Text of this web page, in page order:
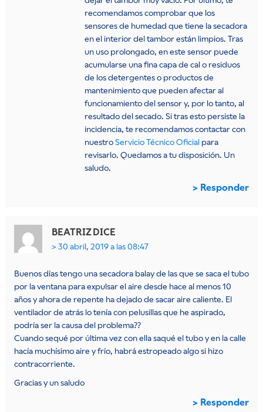
recomendamos comprobar que los
sensores de humedad que tiene la secadora
en el interior del tambor están limpios. Tras
un uso prolongado, en este sensor puede
acumularse una fina capa de cal o residuos
de los detergentes o productos de
mantenimiento que pueden afectar al
funcionamiento del sensor y, por lo tanto, al
resultado del secado. Si tras esto persiste la
incidencia, te recomendamos contactar con
nuestroServicio Técnico Oficialpara
revisarlo. Quedamos a tu disposición. Un
saludo.
Responder
BEATRIZ DICE
30 abril, 2019 a las 08:47
Buenos días tengo una secadora balay de las que se saca el tubo
por la ventana para expulsar el aire desde hace al menos 10
años y ahora de repente ha dejado de sacar aire caliente. El
ventilador de atrás lo tenía con pelusillas que he aspirado,
podría ser la causa del problema??
Cuando sequé por última vez con ella saqué el tubo y en la calle
hacía muchísimo aire y frío, habrá estropeado algo si hizo
contracorriente.
Gracias y un saludo
Responder